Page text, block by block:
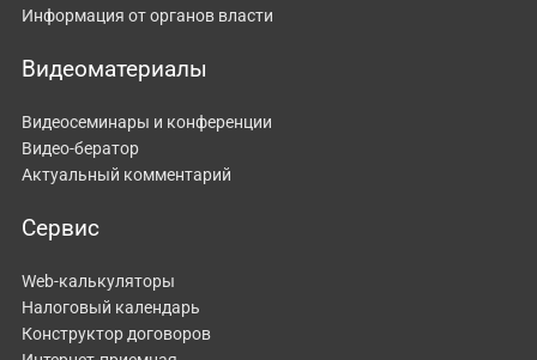
Информация от органов власти
Видеоматериалы
Видеосеминары и конференции
Видео-бератор
Актуальный комментарий
Сервис
Web-калькуляторы
Налоговый календарь
Конструктор договоров